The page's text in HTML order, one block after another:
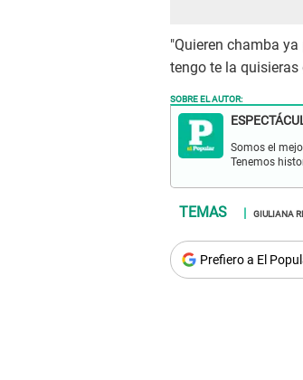
"Quieren chamba
tengo te la
SOBRE EL AUTOR:
Somos el
Tenemos
GIULIANA
Prefiero a El